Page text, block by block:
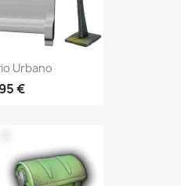
Urbano
€